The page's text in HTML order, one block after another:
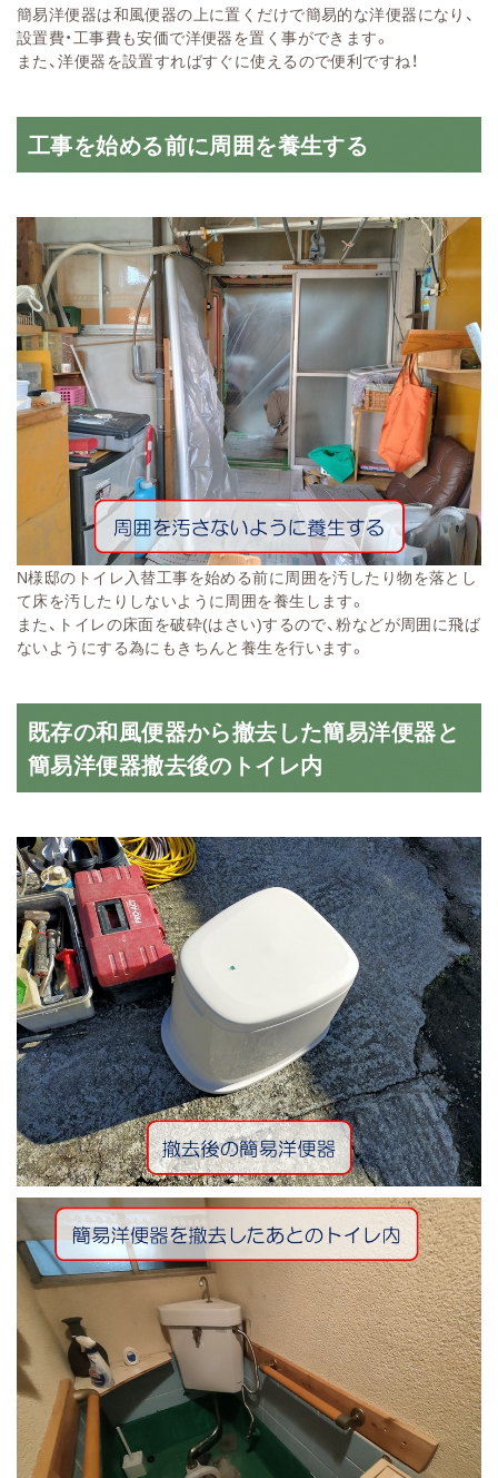
簡易洋便器は和風便器の上に置くだけで簡易的な洋便器になり、
設置費・工事費も安価で洋便器を置く事ができます。
また、洋便器を設置すればすぐに使えるので便利ですね！
工事を始める前に周囲を養生する
N様邸のトイレ入替工事を始める前に周囲を汚したり物を落とし
て床を汚したりしないように周囲を養生します。
また、トイレの床面を破砕(はさい)するので、粉などが周囲に飛ば
ないようにする為にもきちんと養生を行います。
既存の和風便器から撤去した簡易洋便器と
簡易洋便器撤去後のトイレ内